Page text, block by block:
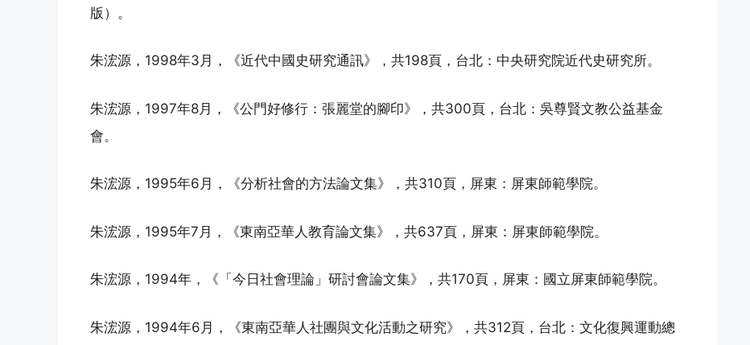
版）。
朱浤源，1998年3月，《近代中國史研究通訊》，共198頁，台北：中央研究院近代史研究所。
朱浤源，1997年8月，《公門好修行：張麗堂的腳印》，共300頁，台北：吳尊賢文教公益基金
會。
朱浤源，1995年6月，《分析社會的方法論文集》，共310頁，屏東：屏東師範學院。
朱浤源，1995年7月，《東南亞華人教育論文集》，共637頁，屏東：屏東師範學院。
朱浤源，1994年，《「今日社會理論」研討會論文集》，共170頁，屏東：國立屏東師範學院。
朱浤源，1994年6月，《東南亞華人社團與文化活動之研究》，共312頁，台北：文化復興運動總